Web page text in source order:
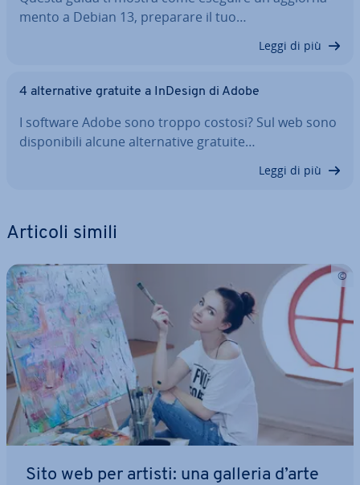
men­to a Debian 13, preparare il tuo…
Leggi di più
4 al­ter­na­ti­ve gratuite a InDesign di Adobe
I software Adobe sono troppo costosi? Sul web sono
di­spo­ni­bi­li alcune al­ter­na­ti­ve gratuite…
Leggi di più
Articoli simili
Sito web per artisti: una galleria d’arte